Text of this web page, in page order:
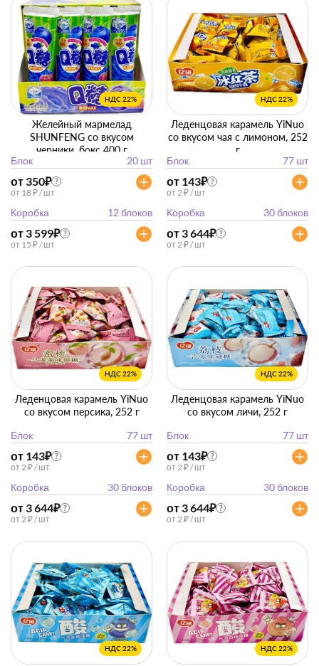
НДС 22%
Желейный мармелад
SHUNFENG со вкусом
черники, бокс 400 г
Блок 20 шт
от 350₽ ?
от 18 ₽ / шт
Коробка 12 блоков
от 3 599₽ ?
от 15 ₽ / шт
НДС 22%
Леденцовая карамель YiNuo
со вкусом чая с лимоном, 252
г
Блок
77 шт
от 143₽ ?
от 2 ₽ / шт
Коробка 30 блоков
от 3 644₽ ?
от 2 ₽ / шт
НДС 22%
Леденцовая карамель YiNuo
со вкусом персика, 252 г
Блок
77 шт
от 143₽ ?
от 2 ₽ / шт
Коробка 30 блоков
от 3 644₽ ?
от 2 ₽ / шт
НДС 22%
Леденцовая карамель YiNuo
со вкусом личи, 252 г
Блок
77 шт
от 143₽ ?
от 2 ₽ / шт
Коробка 30 блоков
от 3 644₽ ?
от 2 ₽ / шт
НДС 22% НДС 22%